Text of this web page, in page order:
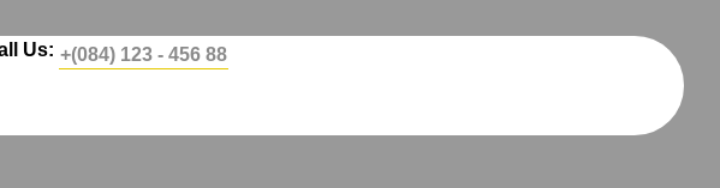
Us: +(084) 123 - 456 88